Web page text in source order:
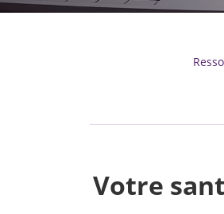
Votre